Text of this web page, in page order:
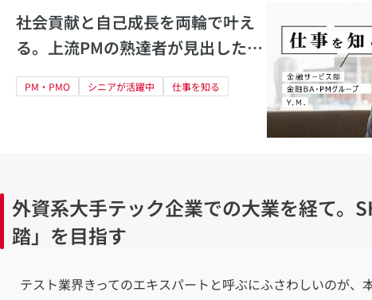
社会貢献と自己成長を両輪で叶え
る。上流PMの熟達者が見出した
「最高の境地」
PM・PMO シニアが活躍中 仕事を知る
外資系大手テック企業での大業を経て。
踏」を目指す
テスト業界きってのエキスパートと呼ぶにふさわしいのが、